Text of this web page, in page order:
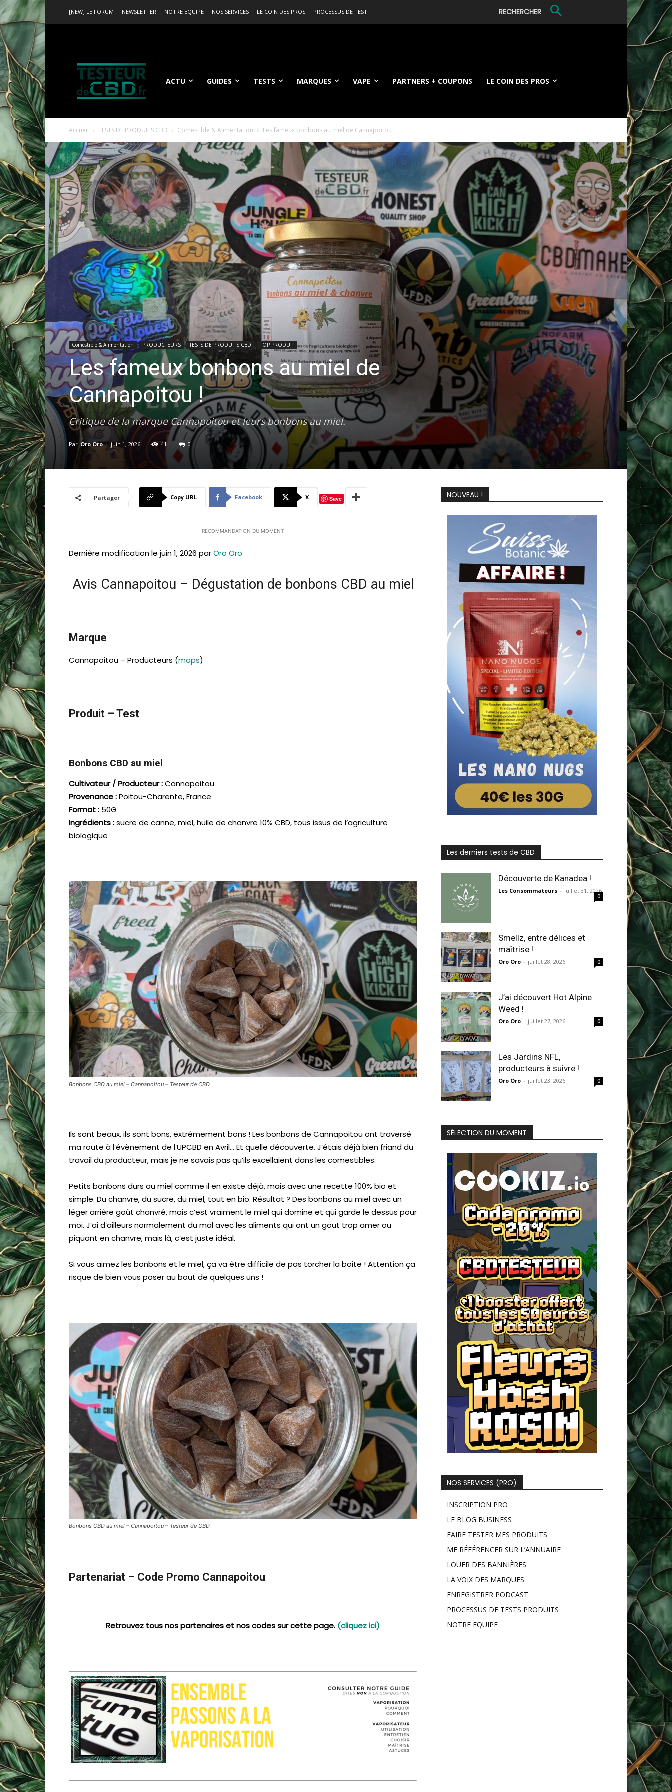
[NEW] LE FORUM NEWSLETTER NOTRE EQUIPE NOS SERVICES LE COIN DES PROS PROCESSUS DE TEST RECHERCHER
ACTU GUIDES TESTS MARQUES VAPE PARTNERS + COUPONS LE COIN DES PROS
Accueil TESTS DE PRODUITS CBD Comestible & Alimentation Les fameux bonbons au miel de Cannapoitou !
Comestible & Alimentation PRODUCTEURS TESTS DE PRODUITS CBD TOP PRODUIT
Les fameux bonbons au miel de
Cannapoitou !
Critique de la marque Cannapoitou et leurs bonbons au miel.
Par Oro Oro - juin 1, 2026 41 0
Partager Copy URL Facebook X Save
RECOMMANDATION DU MOMENT
Dernière modification le juin 1, 2026 parOro Oro
Avis Cannapoitou – Dégustation de bonbons CBD au miel
Marque
Cannapoitou – Producteurs (maps)
Produit – Test
Bonbons CBD au miel
Cultivateur / Producteur :Cannapoitou
Provenance :Poitou-Charente, France
Format : 50G
Ingrédients :sucre de canne, miel, huile de chanvre 10% CBD, tous issus de l’agriculture
biologique
Bonbons CBD au miel – Cannapoitou – Testeur de CBD
Ils sont beaux, ils sont bons, extrêmement bons ! Les bonbons de Cannapoitou ont traversé
ma route à l’évènement de l’UPCBD en Avril… Et quelle découverte. J’étais déjà bien friand du
travail du producteur, mais je ne savais pas qu’ils excellaient dans les comestibles.
Petits bonbons durs au miel comme il en existe déjà, mais avec une recette 100% bio et
simple. Du chanvre, du sucre, du miel, tout en bio. Résultat ? Des bonbons au miel avec un
léger arrière goût chanvré, mais c’est vraiment le miel qui domine et qui garde le dessus pour
moi. J’ai d’ailleurs normalement du mal avec les aliments qui ont un gout trop amer ou
piquant en chanvre, mais là, c’est juste idéal.
Si vous aimez les bonbons et le miel, ça va être difficile de pas torcher la boite ! Attention ça
risque de bien vous poser au bout de quelques uns !
Bonbons CBD au miel – Cannapoitou – Testeur de CBD
Partenariat – Code Promo Cannapoitou
Retrouvez tous nos partenaires et nos codes sur cette page. (cliquez ici)
NOUVEAU !
Les derniers tests de CBD
Découverte de Kanadea !
Les Consommateurs - juillet 31, 2026
0
Smellz, entre délices et
maîtrise !
Oro Oro - juillet 28, 2026 0
J’ai découvert Hot Alpine
Weed !
Oro Oro - juillet 27, 2026 0
Les Jardins NFL,
producteurs à suivre !
Oro Oro - juillet 23, 2026 0
SÉLECTION DU MOMENT
NOS SERVICES (PRO)
INSCRIPTION PRO
LE BLOG BUSINESS
FAIRE TESTER MES PRODUITS
ME RÉFÉRENCER SUR L’ANNUAIRE
LOUER DES BANNIÈRES
LA VOIX DES MARQUES
ENREGISTRER PODCAST
PROCESSUS DE TESTS PRODUITS
NOTRE EQUIPE